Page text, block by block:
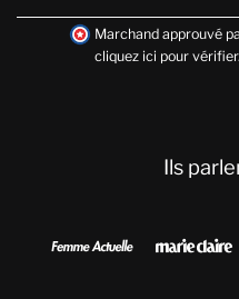
Marchand approuvé
cliquez ici pour vérifier.
Ils
 